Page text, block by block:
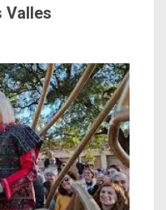
Valles